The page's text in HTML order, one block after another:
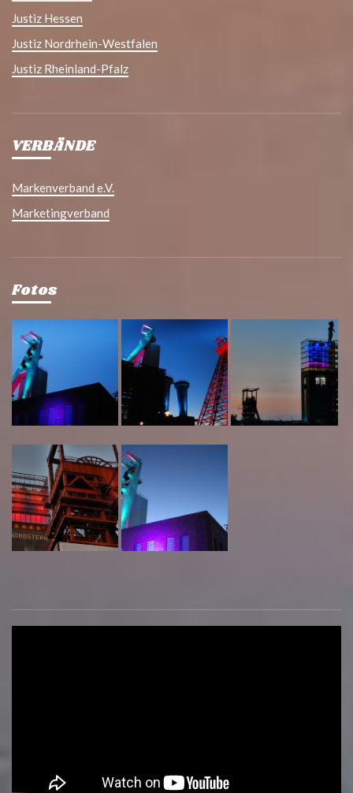
Justiz Hessen
Justiz Nordrhein-Westfalen
Justiz Rheinland-Pfalz
VERBÄNDE
Markenverband e.V.
Marketingverband
Fotos